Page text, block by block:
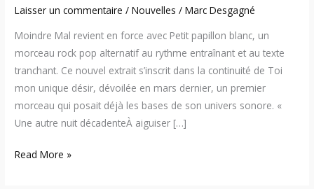
Laisser un commentaire /Nouvelles /Marc Desgagné
Moindre Mal revient en force avec Petit papillon blanc, un
morceau rock pop alternatif au rythme entraînant et au texte
tranchant. Ce nouvel extrait s’inscrit dans la continuité de Toi
mon unique désir, dévoilée en mars dernier, un premier
morceau qui posait déjà les bases de son univers sonore. «
Une autre nuit décadenteÀ aiguiser […]
Read More »